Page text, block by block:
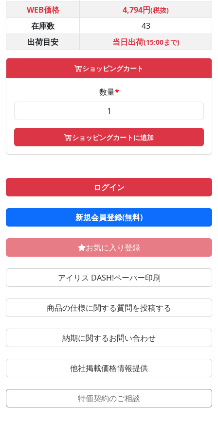
WEB価格 4,794円(税抜)
在庫数
43
出荷目安
当日出荷(15:00まで)
ショッピングカート
数量*
ショッピングカートに追加
ログイン
新規会員登録(無料)
お気に入り登録
アイリス DASH!ペーパー印刷
商品の仕様に関する質問を投稿する
納期に関するお問い合わせ
他社掲載価格情報提供
特価契約のご相談